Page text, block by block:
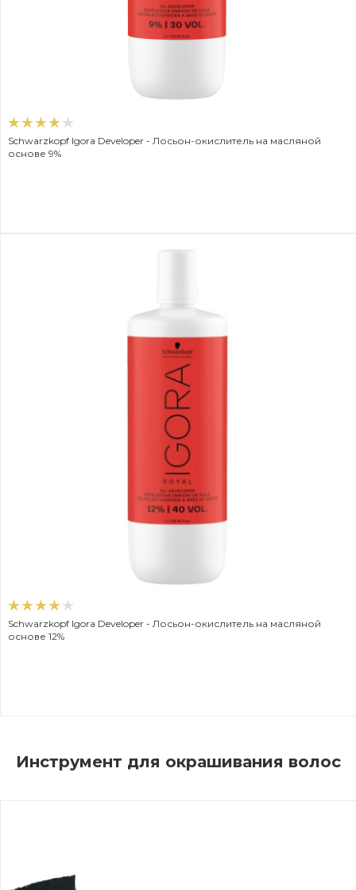
Schwarzkopf Igora Developer - Лосьон-окислитель на масляной
основе 9%
Schwarzkopf Igora Developer - Лосьон-окислитель на масляной
основе 12%
Инструмент для окрашивания волос